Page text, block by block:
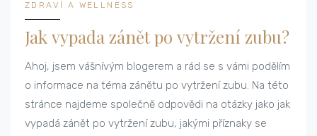
ZDRAVÍ A WELLNESS
Jak vypada zánět po vytržení zubu?
Ahoj, jsem vášnívým blogerem a rád se s vámi podělím
o informace na téma zánětu po vytržení zubu. Na této
stránce najdeme společně odpovědi na otázky jako jak
vypadá zánět po vytržení zubu, jakými příznaky se